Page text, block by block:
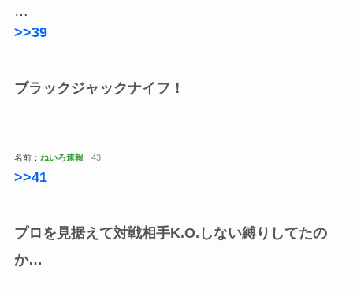
…
>>39
ブラックジャックナイフ！
名前： ねいろ速報 43
>>41
プロを見据えて対戦相手K.O.しない縛りしてたの
か…